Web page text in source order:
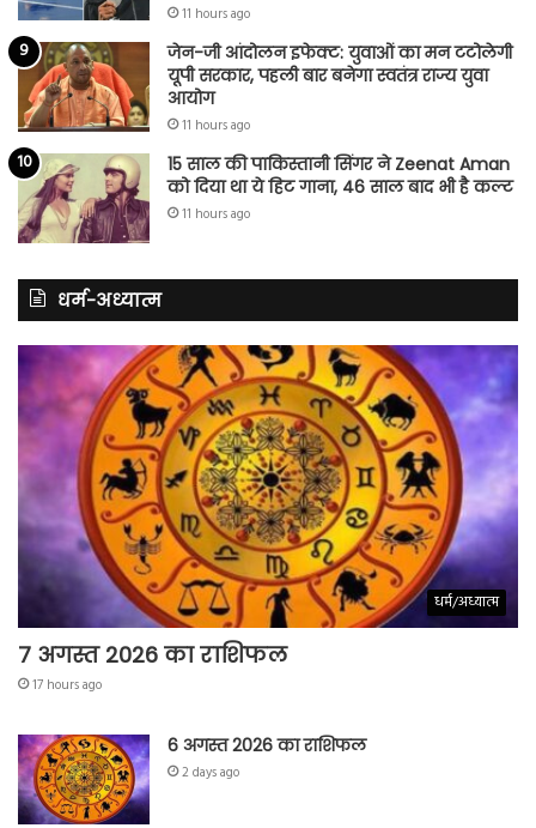
11 hours ago
जेन-जी आंदोलन इफेक्ट: युवाओं का मन टटोलेगी
यूपी सरकार, पहली बार बनेगा स्वतंत्र राज्य युवा
आयोग
11 hours ago
15 साल की पाकिस्तानी सिंगर ने Zeenat Aman
को दिया था ये हिट गाना, 46 साल बाद भी है कल्ट
11 hours ago
धर्म-अध्यात्म
धर्म/अध्यात्म
7 अगस्त 2026 का राशिफल
17 hours ago
6 अगस्त 2026 का राशिफल
2 days ago